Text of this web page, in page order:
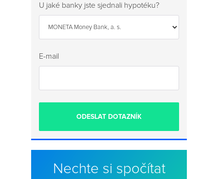
U jaké banky jste sjednali hypotéku?
E-mail
Nechte si spočítat